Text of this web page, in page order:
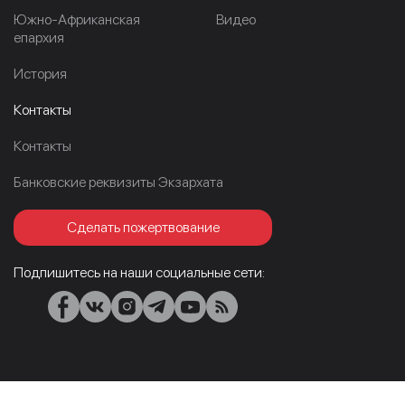
Южно-Африканская
епархия
История
Видео
Контакты
Контакты
Банковские реквизиты Экзархата
Сделать пожертвование
Подпишитесь на наши социальные сети: